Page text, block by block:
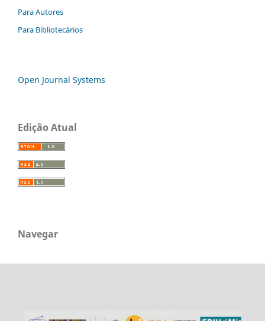
Para Autores
Para Bibliotecários
Open Journal Systems
Edição Atual
Navegar